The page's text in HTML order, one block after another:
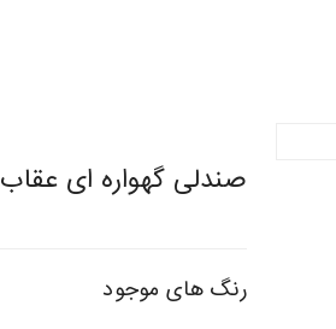
صندلی گهواره ای عقاب
رنگ های موجود